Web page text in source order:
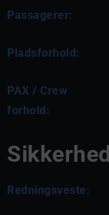
Passagerer:
Pladsforhold:
PAX / Crew
forhold:
Sikkerhed
Redningsveste: